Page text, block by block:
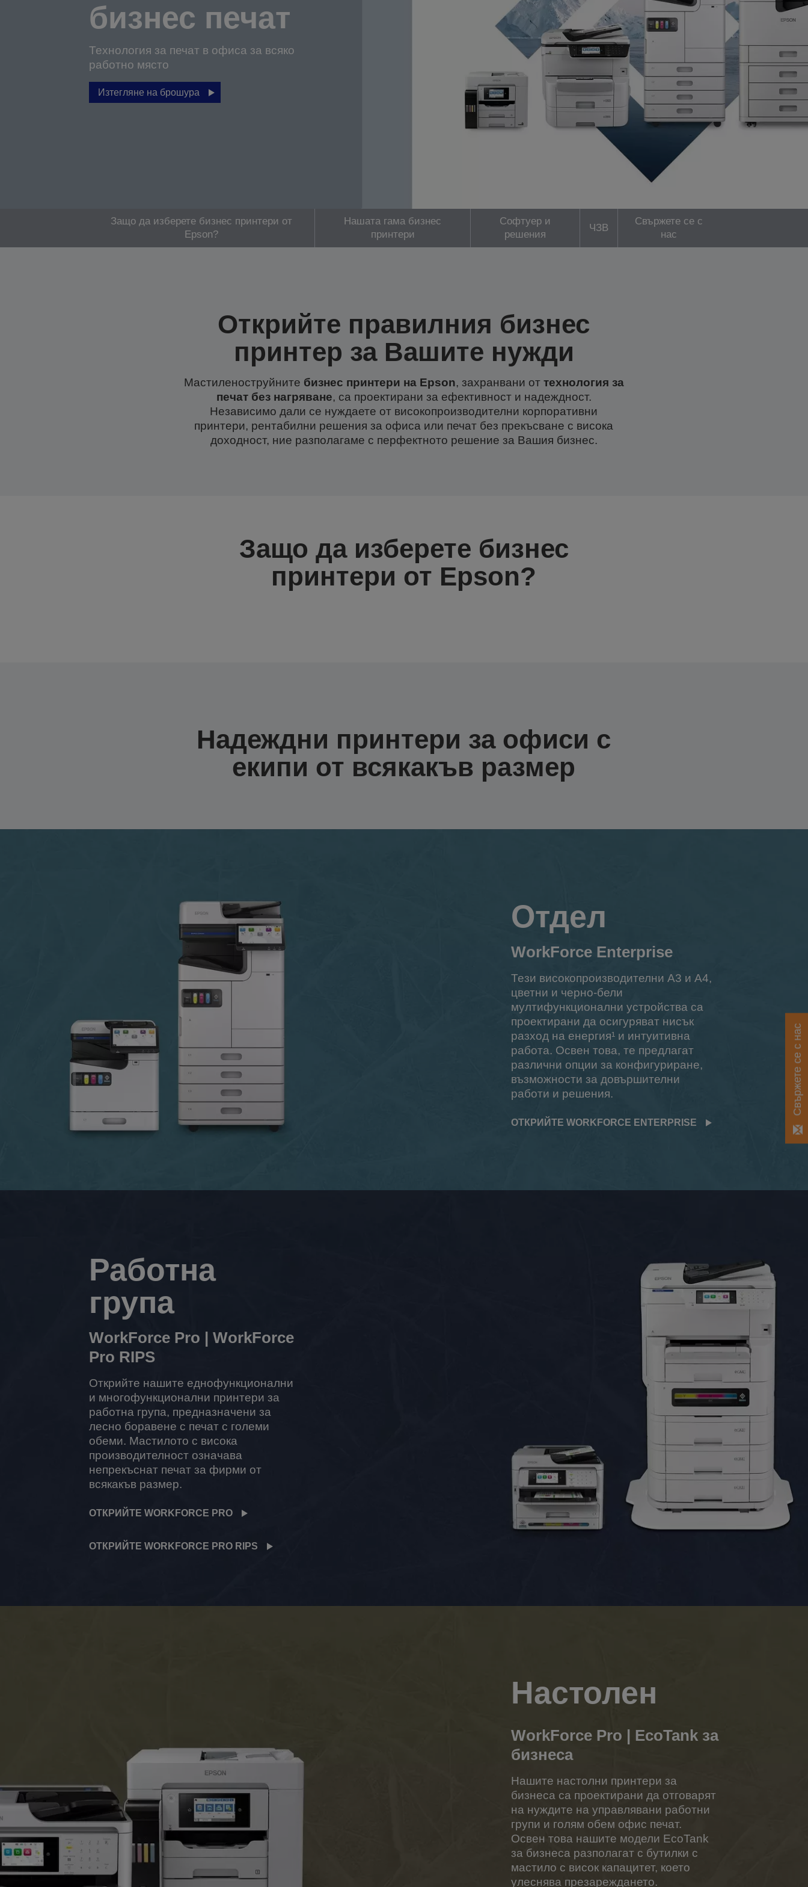
бизнес печат
Технология за печат в офиса за всяко
работно място
Изтегляне на брошура
Защо да изберете бизнес принтери от
Epson?
Нашата гама бизнес
принтери
Софтуер и
решения
ЧЗВ
Свържете се с
нас
Открийте правилния бизнес
принтер за Вашите нужди
Мастиленоструйните бизнес принтери на Epson, захранвани от технология за
печат без нагряване, са проектирани за ефективност и надеждност.
Независимо дали се нуждаете от високопроизводителни корпоративни
принтери, рентабилни решения за офиса или печат без прекъсване с висока
доходност, ние разполагаме с перфектното решение за Вашия бизнес.
Защо да изберете бизнес
принтери от Epson?
Надеждни принтери за офиси с
екипи от всякакъв размер
Отдел
WorkForce Enterprise
Тези високопроизводителни A3 и A4,
цветни и черно-бели
мултифункционални устройства са
проектирани да осигуряват нисък
разход на енергия¹ и интуитивна
работа. Освен това, те предлагат
различни опции за конфигуриране,
възможности за довършителни
работи и решения.
ОТКРИЙТЕ WORKFORCE ENTERPRISE
Работна
група
WorkForce Pro | WorkForce
Pro RIPS
Открийте нашите еднофункционални
и многофункционални принтери за
работна група, предназначени за
лесно боравене с печат с големи
обеми. Мастилото с висока
производителност означава
непрекъснат печат за фирми от
всякакъв размер.
ОТКРИЙТЕ WORKFORCE PRO
ОТКРИЙТЕ WORKFORCE PRO RIPS
Настолен
WorkForce Pro | EcoTank за
бизнеса
Нашите настолни принтери за
бизнеса са проектирани да отговарят
на нуждите на управлявани работни
групи и голям обем офис печат.
Освен това нашите модели EcoTank
за бизнеса разполагат с бутилки с
мастило с висок капацитет, което
улеснява презареждането.
Свържете се с нас